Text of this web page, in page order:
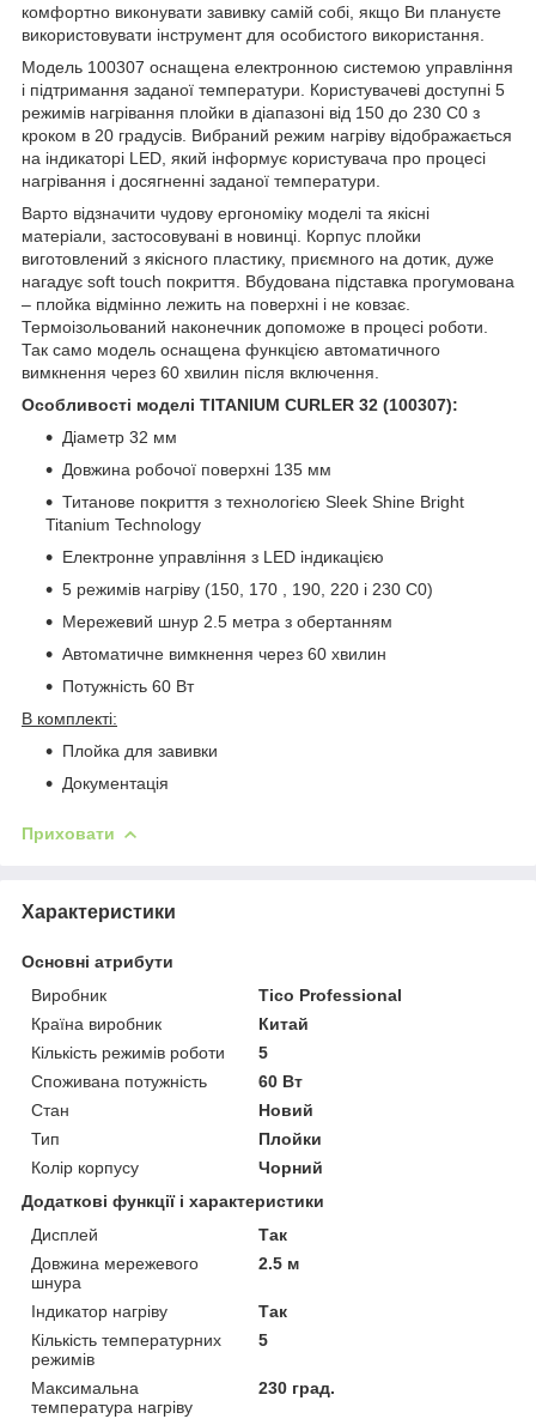
комфортно виконувати завивку самій собі, якщо Ви плануєте
використовувати інструмент для особистого використання.
Модель 100307 оснащена електронною системою управління
і підтримання заданої температури. Користувачеві доступні 5
режимів нагрівання плойки в діапазоні від 150 до 230 C0 з
кроком в 20 градусів. Вибраний режим нагріву відображається
на індикаторі LED, який інформує користувача про процесі
нагрівання і досягненні заданої температури.
Варто відзначити чудову ергономіку моделі та якісні
матеріали, застосовувані в новинці. Корпус плойки
виготовлений з якісного пластику, приємного на дотик, дуже
нагадує soft touch покриття. Вбудована підставка прогумована
– плойка відмінно лежить на поверхні і не ковзає.
Термоізольований наконечник допоможе в процесі роботи.
Так само модель оснащена функцією автоматичного
вимкнення через 60 хвилин після включення.
Особливості моделі TITANIUM CURLER 32 (100307):
Діаметр 32 мм
Довжина робочої поверхні 135 мм
Титанове покриття з технологією Sleek Shine Bright
Titanium Technology
Електронне управління з LED індикацією
5 режимів нагріву (150, 170 , 190, 220 і 230 C0)
Мережевий шнур 2.5 метра з обертанням
Автоматичне вимкнення через 60 хвилин
Потужність 60 Вт
В комплекті:
Плойка для завивки
Документація
Приховати
Характеристики
Основні атрибути
Виробник
Tico Professional
Країна виробник
Китай
Кількість режимів роботи
5
Споживана потужність
60 Вт
Стан
Новий
Тип
Плойки
Колір корпусу
Чорний
Додаткові функції і характеристики
Дисплей
Так
Довжина мережевого
шнура
2.5 м
Індикатор нагріву
Так
Кількість температурних
режимів
5
Максимальна
температура нагріву
230 град.